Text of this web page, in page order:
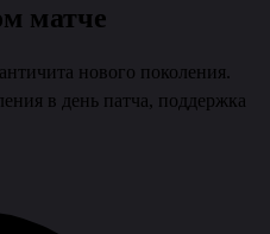
матче
нового поколения.
в день патча, поддержка